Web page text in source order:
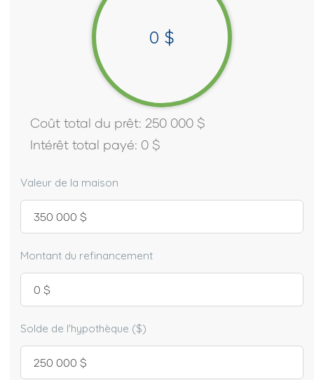
0 $
Coût total du prêt: 250 000 $
Intérêt total payé: 0 $
Valeur de la maison
Montant du refinancement
Solde de l'hypothèque ($)